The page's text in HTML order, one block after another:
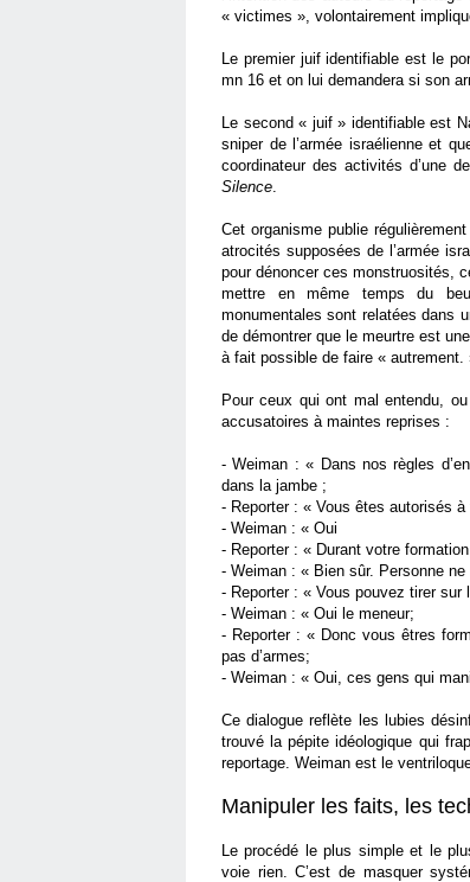
« victimes », volontairement
Le premier juif identifiable est le
mn 16 et on lui demandera si son
Le second « juif » identifiable est
sniper de l’armée israélienne et
coordinateur des activités d’une
Silence
Cet organisme publie
atrocités supposées de l’armée
pour dénoncer ces monstruosités,
mettre en même temps du
monumentales sont relatées dans
de démontrer que le meurtre est
à fait possible de faire « autrement.
Pour ceux qui ont mal entendu,
accusatoires à maintes reprises :
- Weiman : « Dans nos règles
dans la jambe ;
- Reporter : « Vous êtes autorisés
- Weiman : « Oui
- Reporter : « Durant votre
- Weiman : « Bien sûr. Personne
- Reporter : « Vous pouvez tirer sur
- Weiman : « Oui le meneur;
- Reporter : « Donc vous êtres
pas d’armes;
- Weiman : « Oui, ces gens qui
Ce dialogue reflète les lubies
trouvé la pépite idéologique qui
reportage. Weiman est le
Manipuler les faits, les
Le procédé le plus simple et le
voie rien. C’est de masquer